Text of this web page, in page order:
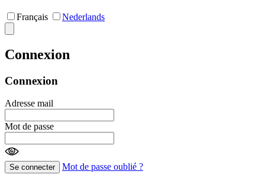
Français Nederlands
Connexion
Connexion
Adresse mail
Mot de passe
Se connecter Mot de passe oublié ?